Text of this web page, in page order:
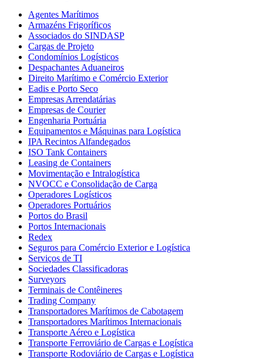
Agentes Marítimos
Armazéns Frigoríficos
Associados do SINDASP
Cargas de Projeto
Condomínios Logísticos
Despachantes Aduaneiros
Direito Marítimo e Comércio Exterior
Eadis e Porto Seco
Empresas Arrendatárias
Empresas de Courier
Engenharia Portuária
Equipamentos e Máquinas para Logística
IPA Recintos Alfandegados
ISO Tank Containers
Leasing de Containers
Movimentação e Intralogística
NVOCC e Consolidação de Carga
Operadores Logísticos
Operadores Portuários
Portos do Brasil
Portos Internacionais
Redex
Seguros para Comércio Exterior e Logística
Serviços de TI
Sociedades Classificadoras
Surveyors
Terminais de Contêineres
Trading Company
Transportadores Marítimos de Cabotagem
Transportadores Marítimos Internacionais
Transporte Aéreo e Logística
Transporte Ferroviário de Cargas e Logística
Transporte Rodoviário de Cargas e Logística